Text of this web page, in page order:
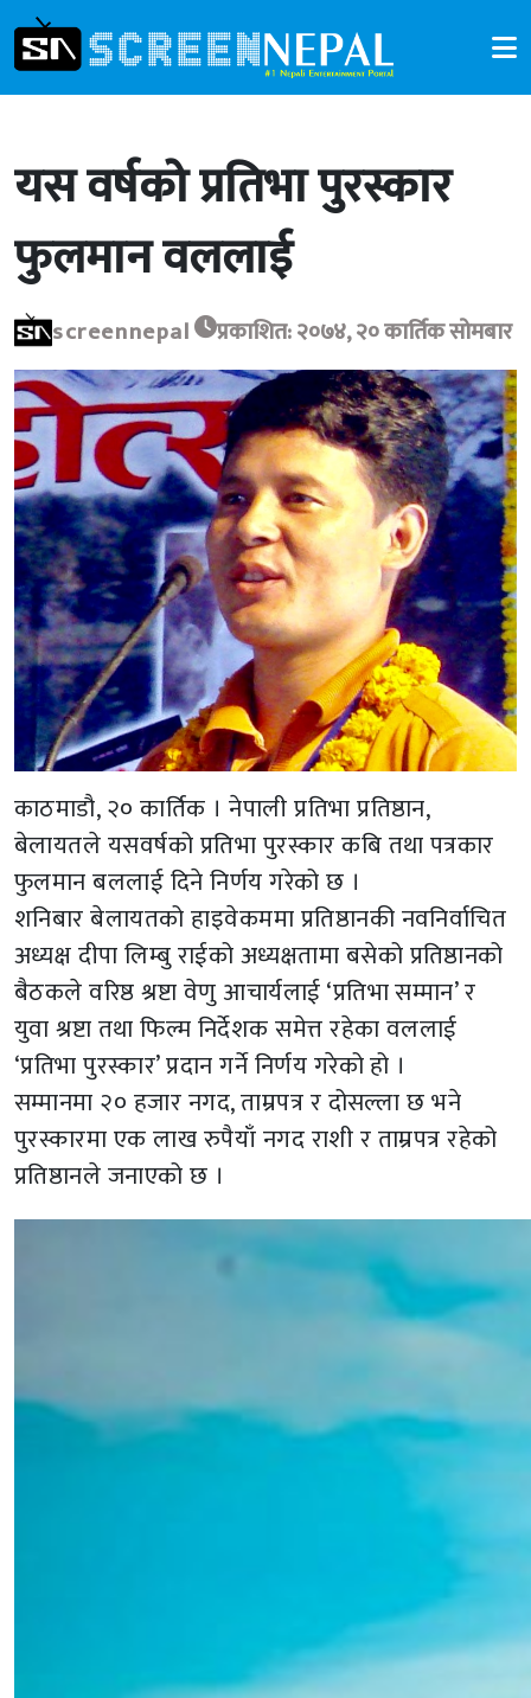
यस वर्षको प्रतिभा पुरस्कार
फुलमान वललाई
screennepal प्रकाशित: २०७४, २० कार्तिक सोमबार
काठमाडौ, २० कार्तिक । नेपाली प्रतिभा प्रतिष्ठान,
बेलायतले यसवर्षको प्रतिभा पुरस्कार कबि तथा पत्रकार
फुलमान बललाई दिने निर्णय गरेको छ ।
शनिबार बेलायतको हाइवेकममा प्रतिष्ठानकी नवनिर्वाचित
अध्यक्ष दीपा लिम्बु राईको अध्यक्षतामा बसेको प्रतिष्ठानको
बैठकले वरिष्ठ श्रष्टा वेणु आचार्यलाई ‘प्रतिभा सम्मान’ र
युवा श्रष्टा तथा फिल्म निर्देशक समेत्त रहेका वललाई
‘प्रतिभा पुरस्कार’ प्रदान गर्ने निर्णय गरेको हो ।
सम्मानमा २० हजार नगद, ताम्रपत्र र दोसल्ला छ भने
पुरस्कारमा एक लाख रुपैयाँ नगद राशी र ताम्रपत्र रहेको
प्रतिष्ठानले जनाएको छ ।